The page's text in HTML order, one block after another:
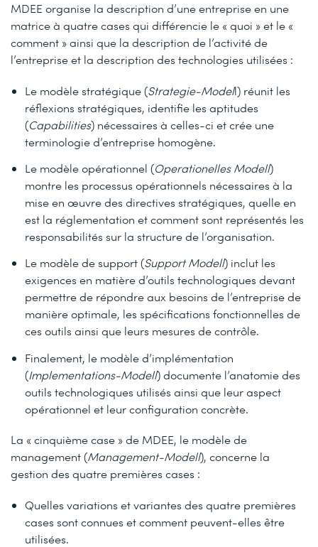
MDEE organise la description d’une entreprise en une
matrice à quatre cases qui différencie le « quoi » et le «
comment » ainsi que la description de l’activité de
l’entreprise et la description des technologies utilisées :
Le modèle stratégique (Strategie-Modell) réunit les
réflexions stratégiques, identifie les aptitudes
(Capabilities) nécessaires à celles-ci et crée une
terminologie d’entreprise homogène.
Le modèle opérationnel (Operationelles Modell)
montre les processus opérationnels nécessaires à la
mise en œuvre des directives stratégiques, quelle en
est la réglementation et comment sont représentés les
responsabilités sur la structure de l’organisation.
Le modèle de support (Support Modell) inclut les
exigences en matière d’outils technologiques devant
permettre de répondre aux besoins de l’entreprise de
manière optimale, les spécifications fonctionnelles de
ces outils ainsi que leurs mesures de contrôle.
Finalement, le modèle d’implémentation
(Implementations-Modell) documente l’anatomie des
outils technologiques utilisés ainsi que leur aspect
opérationnel et leur configuration concrète.
La « cinquième case » de MDEE, le modèle de
management (Management-Modell), concerne la
gestion des quatre premières cases :
Quelles variations et variantes des quatre premières
cases sont connues et comment peuvent-elles être
utilisées.